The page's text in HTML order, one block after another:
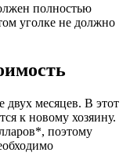
полностью
уголке не должно
двух месяцев. В этот
к новому хозяину.
поэтому